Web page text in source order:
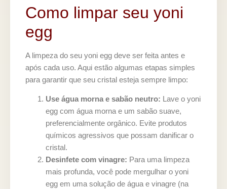
Como limpar seu yoni
egg
A limpeza do seu yoni egg deve ser feita antes e
após cada uso. Aqui estão algumas etapas simples
para garantir que seu cristal esteja sempre limpo:
Use água morna e sabão neutro: Lave o yoni
egg com água morna e um sabão suave,
preferencialmente orgânico. Evite produtos
químicos agressivos que possam danificar o
cristal.
Desinfete com vinagre: Para uma limpeza
mais profunda, você pode mergulhar o yoni
egg em uma solução de água e vinagre (na